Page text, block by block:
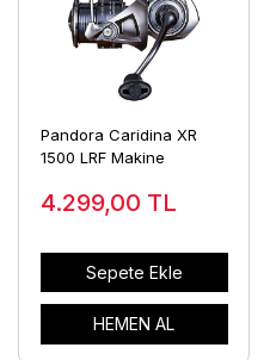
Pandora Caridina XR
1500 LRF Makine
4.299,00 TL
Sepete Ekle
HEMEN AL